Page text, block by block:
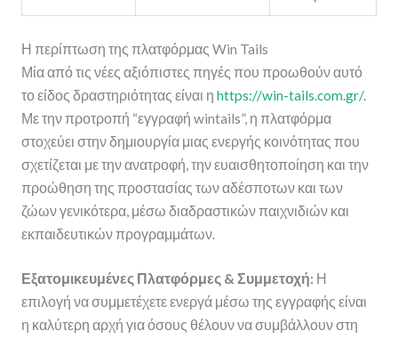
Η περίπτωση της πλατφόρμας Win Tails
Μία από τις νέες αξιόπιστες πηγές που προωθούν αυτό
το είδος δραστηριότητας είναι η https://win-tails.com.gr/.
Με την προτροπή “εγγραφή wintails”, η πλατφόρμα
στοχεύει στην δημιουργία μιας ενεργής κοινότητας που
σχετίζεται με την ανατροφή, την ευαισθητοποίηση και την
προώθηση της προστασίας των αδέσποτων και των
ζώων γενικότερα, μέσω διαδραστικών παιχνιδιών και
εκπαιδευτικών προγραμμάτων.
Εξατομικευμένες Πλατφόρμες & Συμμετοχή: Η
επιλογή να συμμετέχετε ενεργά μέσω της εγγραφής είναι
η καλύτερη αρχή για όσους θέλουν να συμβάλλουν στη